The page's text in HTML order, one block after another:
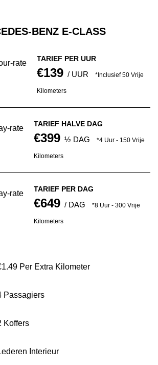
BENZ E-CLASS
TARIEF PER UUR
€139 / UUR *Inclusief 50 Vrije
Kilometers
TARIEF HALVE DAG
€399 ½ DAG *4 Uur - 150 Vrije
Kilometers
TARIEF PER DAG
€649 / DAG *8 Uur - 300 Vrije
Kilometers
Per Extra Kilometer
Passagiers
Koffers
Interieur